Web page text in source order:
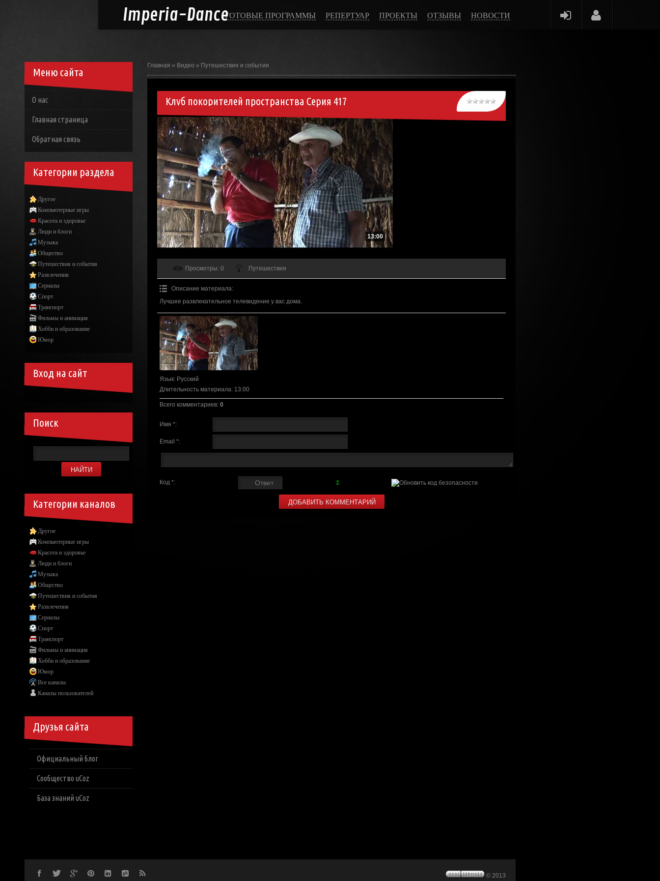
Imperia-DanceГОТОВЫЕ ПРОГРАММЫ РЕПЕРТУАР ПРОЕКТЫ ОТЗЫВЫ НОВОСТИ
Главная » Видео » Путешествия и события
Клуб покорителей пространства Серия 417
13:00
Просмотры: 0 Путешествия
Описание материала:
Лучшее развлекательное телевидение у вас дома.
Язык: Русский
Длительность материала: 13:00
Всего комментариев: 0
Имя *:
Email *:
Код *:
Меню сайта
О нас
Главная страница
Обратная связь
Категории раздела
Другое
Компьютерные игры
Красота и здоровье
Люди и блоги
Музыка
Общество
Путешествия и события
Развлечения
Сериалы
Спорт
Транспорт
Фильмы и анимация
Хобби и образование
Юмор
Вход на сайт
Поиск
Категории каналов
Другое
Компьютерные игры
Красота и здоровье
Люди и блоги
Музыка
Общество
Путешествия и события
Развлечения
Сериалы
Спорт
Транспорт
Фильмы и анимация
Хобби и образование
Юмор
Все каналы
Каналы пользователей
Друзья сайта
Официальный блог
Сообщество uCoz
База знаний uCoz
© 2013